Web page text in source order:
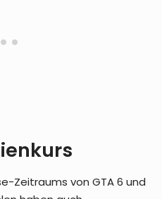
Zeitraums von GTA 6 und